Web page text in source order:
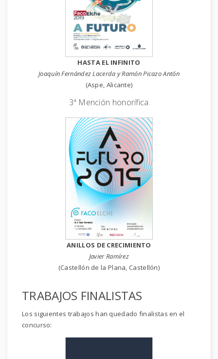
HASTA EL INFINITO
Joaquín Fernández Lacerda y Ramón Picazo Antón
(Aspe, Alicante)
3ª Mención honorífica
ANILLOS DE CRECIMIENTO
Javier Ramírez
(Castellón de la Plana, Castellón)
TRABAJOS FINALISTAS
Los siguientes trabajos han quedado finalistas en el
concurso: